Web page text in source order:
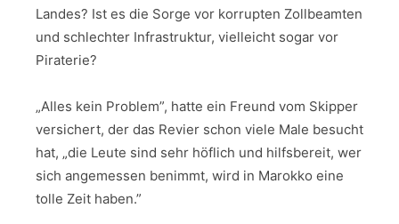
Landes? Ist es die Sorge vor korrupten Zollbeamten
und schlechter Infrastruktur, vielleicht sogar vor
Piraterie?
„Alles kein Problem”, hatte ein Freund vom Skipper
versichert, der das Revier schon viele Male besucht
hat, „die Leute sind sehr höflich und hilfsbereit, wer
sich angemessen benimmt, wird in Marokko eine
tolle Zeit haben.”